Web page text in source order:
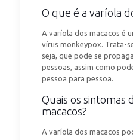
O que é a varíola
A varíola dos macacos é
vírus monkeypox. Trata-
seja, que pode se
pessoas, assim como
pessoa para pessoa.
Quais os sintomas
macacos?
A varíola dos macacos